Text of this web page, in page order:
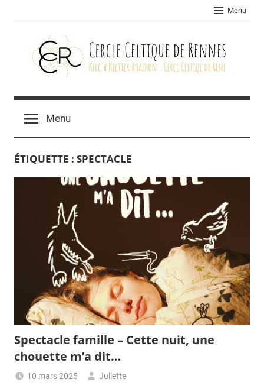
Menu
Cercle
celtique
de
Rennes
Menu
ÉTIQUETTE : SPECTACLE
Spectacle famille – Cette nuit, une
chouette m’a dit…
10 mars 2025 Juliette